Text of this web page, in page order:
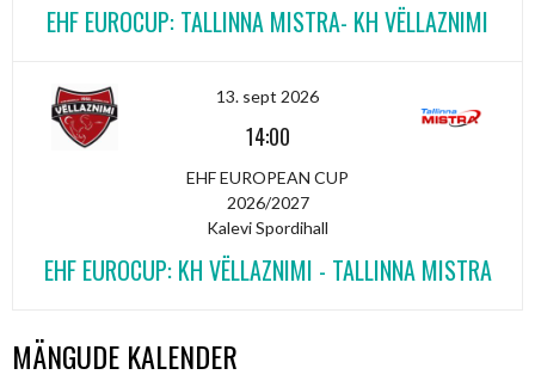
EHF EUROCUP: TALLINNA MISTRA- KH VËLLAZNIMI
13. sept 2026
14:00
EHF EUROPEAN CUP
2026/2027
Kalevi Spordihall
EHF EUROCUP: KH VËLLAZNIMI - TALLINNA MISTRA
MÄNGUDE KALENDER